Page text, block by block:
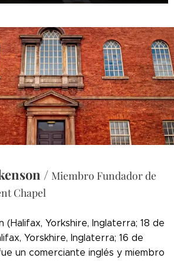
/ Miembro Fundador de
Chapel
(Halifax, Yorkshire, Inglaterra; 18 de
Yorskhire, Inglaterra; 16 de
un comerciante inglés y miembro